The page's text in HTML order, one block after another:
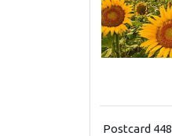
Postcard 448